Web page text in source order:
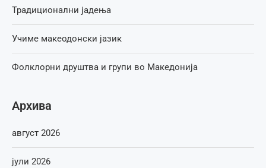
Традиционални јадења
Учиме макеодонски јазик
Фолклорни друштва и групи во Македонија
Архива
август 2026
јули 2026